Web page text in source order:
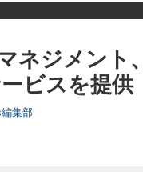
ネジメント
ビスを提供
編集部